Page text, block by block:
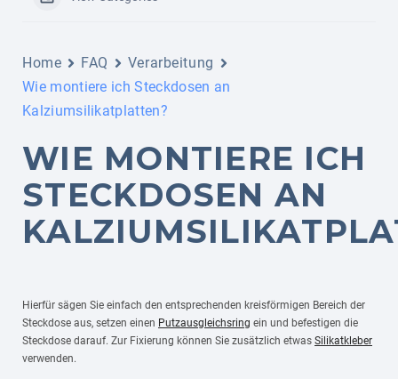
Home FAQ
Verarbeitung
Wie montiere ich Steckdosen an
Kalziumsilikatplatten?
WIE MONTIERE ICH
STECKDOSEN AN
Hierfür sägen Sie einfach den entsprechenden kreisförmigen Bereich der
Steckdose aus, setzen einen Putzausgleichsring ein und befestigen die
Steckdose darauf. Zur Fixierung können Sie zusätzlich etwas Silikatkleber
verwenden.